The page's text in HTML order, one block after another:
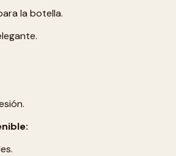
la botella.